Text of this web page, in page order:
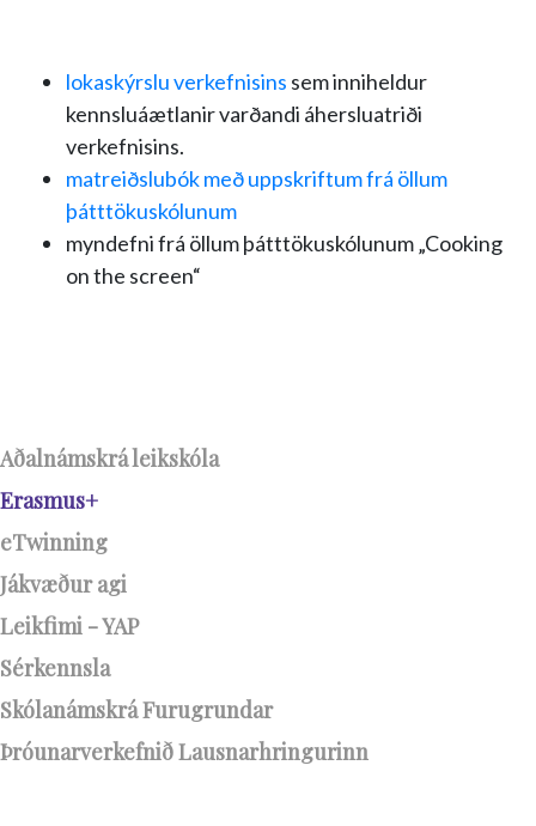
lokaskýrslu verkefnisins sem inniheldur
kennsluáætlanir varðandi áhersluatriði
verkefnisins.
matreiðslubók með uppskriftum frá öllum
þátttökuskólunum
myndefni frá öllum þátttökuskólunum „Cooking
on the screen“
Aðalnámskrá leikskóla
Erasmus+
eTwinning
Jákvæður agi
Leikfimi - YAP
Sérkennsla
Skólanámskrá Furugrundar
Þróunarverkefnið Lausnarhringurinn